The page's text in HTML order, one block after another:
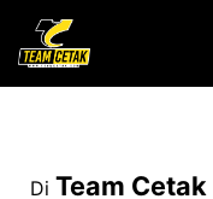
Di Team Cetak